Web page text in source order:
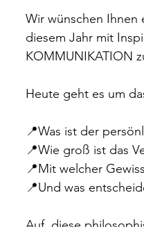
Wir wünschen Ihnen
diesem Jahr mit
KOMMUNIKATION
Heute geht es um
📍Was ist der
📍Wie groß ist das
📍Mit welcher
📍Und was